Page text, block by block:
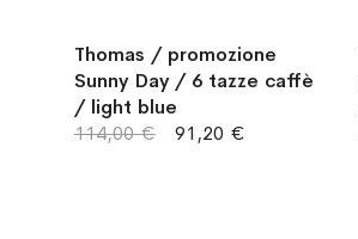
Thomas / promozione
Sunny Day / 6 tazze caffè
/ light blue
91,20 €
114,00 €